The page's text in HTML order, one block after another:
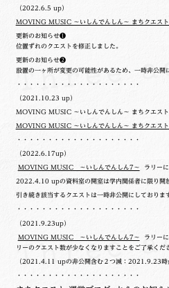
（2022.6.5 up）
MOVING MUSIC ～いしんでんしん～ まちクエス
更新のお知らせ❶
位置ずれのクエストを修正しました。
更新のお知らせ❷
設置の一ヶ所が変更の可能性があるため、一時非公開
・・・・・・・・・・・・・・・・・・・・
（2021.10.23 up）
MOVING MUSIC ～いしんでんしん～ まちクエスト
MOVING MUSIC ～いしんでんしん～ まちクエス
・・・・・・・・・・・・・・・・・・・・
（2022.6.17up）
MOVING MUSIC ～いしんでんしん7～ ラリーに
2022.4.10 upの資料室の開室は学内関係者に限り開
引き続き該当するクエストは一時非公開にしておりま
・・・・・・・・・・・・・・・・・・・・
（2021.9.23up）
MOVING MUSIC ～いしんでんしん7～ ラリーに
リーのクエスト数が少なくなりますことをご了承くだ
（2021.4.11 upの非公開含む２つ減：2021.9.23時
・・・・・・・・・・・・・・・・・・・・